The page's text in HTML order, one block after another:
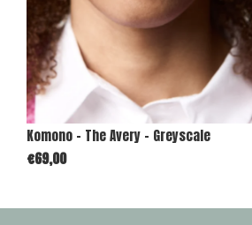
Komono - The Avery - Greyscale
€69,00